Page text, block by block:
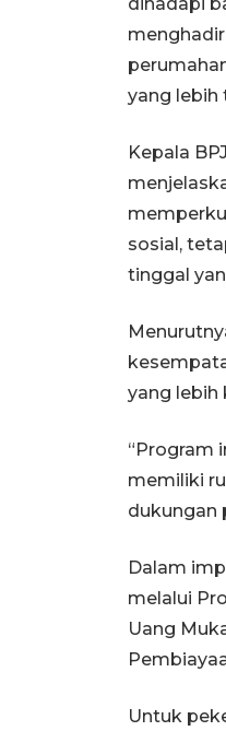
dihadapi
yang lebih
Kepala
sosial,
tinggal
yang lebih
“Program
memiliki
dukungan
Dalam
melalui
Uang
Untuk